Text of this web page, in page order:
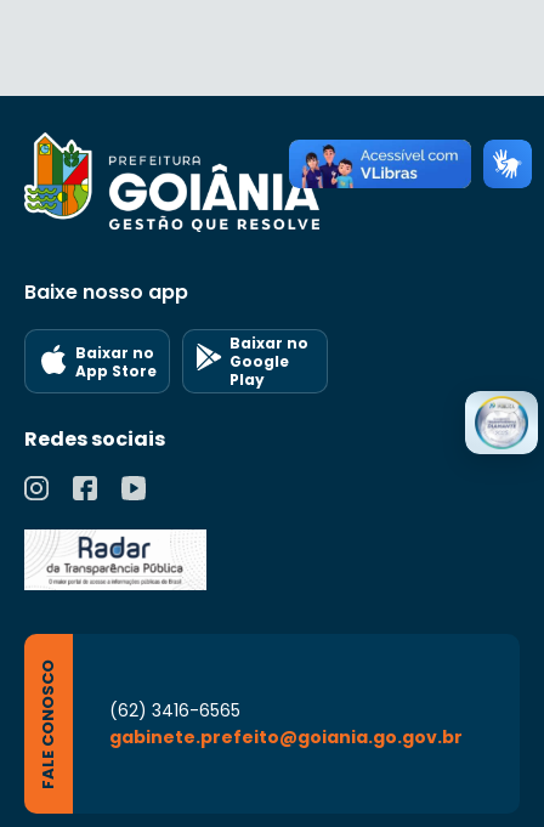
Baixe nosso app
Baixar no
App Store
Baixar no
Google
Play
Redes sociais
FALE CONOSCO
(62) 3416-6565
gabinete.prefeito@goiania.go.gov.br